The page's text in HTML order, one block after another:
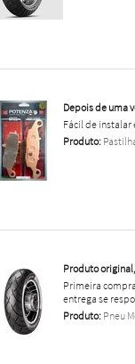
Depois de uma
Fácil de
Produto:
Produto
Primeira
entrega se
Produto:Pneu